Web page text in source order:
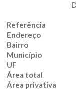
Referência
Endereço
Bairro
Município
UF
Área total
Área privativa